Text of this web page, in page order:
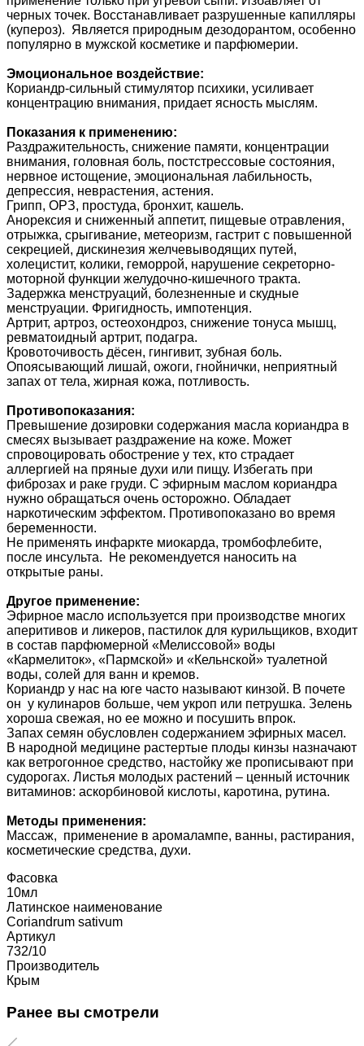
черных точек. Восстанавливает разрушенные капилляры
(купероз). Является природным дезодорантом, особенно
популярно в мужской косметике и парфюмерии.
Эмоциональное воздействие:
Кориандр-сильный стимулятор психики, усиливает
концентрацию внимания, придает ясность мыслям.
Показания к применению:
Раздражительность, снижение памяти, концентрации
внимания, головная боль, постстрессовые состояния,
нервное истощение, эмоциональная лабильность,
депрессия, неврастения, астения.
Грипп, ОРЗ, простуда, бронхит, кашель.
Анорексия и сниженный аппетит, пищевые отравления,
отрыжка, срыгивание, метеоризм, гастрит с повышенной
секрецией, дискинезия желчевыводящих путей,
холецистит, колики, геморрой, нарушение секреторно-
моторной функции желудочно-кишечного тракта.
Задержка менструаций, болезненные и скудные
менструации. Фригидность, импотенция.
Артрит, артроз, остеохондроз, снижение тонуса мышц,
ревматоидный артрит, подагра.
Кровоточивость дёсен, гингивит, зубная боль.
Опоясывающий лишай, ожоги, гнойнички, неприятный
запах от тела, жирная кожа, потливость.
Противопоказания:
Превышение дозировки содержания масла кориандра в
смесях вызывает раздражение на коже. Может
спровоцировать обострение у тех, кто страдает
аллергией на пряные духи или пищу. Избегать при
фиброзах и раке груди. С эфирным маслом кориандра
нужно обращаться очень осторожно. Обладает
наркотическим эффектом. Противопоказано во время
беременности.
Не применять инфаркте миокарда, тромбофлебите,
после инсульта. Не рекомендуется наносить на
открытые раны.
Другое применение:
Эфирное масло используется при производстве многих
аперитивов и ликеров, пастилок для курильщиков, входит
в состав парфюмерной «Мелиссовой» воды
«Кармелиток», «Пармской» и «Кельнской» туалетной
воды, солей для ванн и кремов.
Кориандр у нас на юге часто называют кинзой. В почете
он у кулинаров больше, чем укроп или петрушка. Зелень
хороша свежая, но ее можно и посушить впрок.
Запах семян обусловлен содержанием эфирных масел.
В народной медицине растертые плоды кинзы назначают
как ветрогонное средство, настойку же прописывают при
судорогах. Листья молодых растений – ценный источник
витаминов: аскорбиновой кислоты, каротина, рутина.
Методы применения:
Массаж, применение в аромалампе, ванны, растирания,
косметические средства, духи.
Фасовка
10мл
Латинское наименование
Coriandrum sativum
Артикул
732/10
Производитель
Крым
Ранее вы смотрели